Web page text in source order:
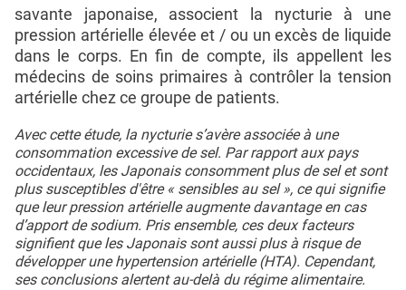
savante japonaise, associent la nycturie à une
pression artérielle élevée et / ou un excès de liquide
dans le corps. En fin de compte, ils appellent les
médecins de soins primaires à contrôler la tension
artérielle chez ce groupe de patients.
Avec cette étude, la nycturie s’avère associée à une
consommation excessive de sel. Par rapport aux pays
occidentaux, les Japonais consomment plus de sel et sont
plus susceptibles d'être « sensibles au sel », ce qui signifie
que leur pression artérielle augmente davantage en cas
d’apport de sodium. Pris ensemble, ces deux facteurs
signifient que les Japonais sont aussi plus à risque de
développer une hypertension artérielle (HTA). Cependant,
ses conclusions alertent au-delà du régime alimentaire.